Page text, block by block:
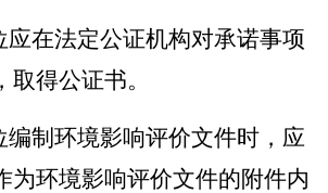
应在法定公证机构对承诺事项
得公证书。
编制环境影响评价文件时，应
为环境影响评价文件的附件内